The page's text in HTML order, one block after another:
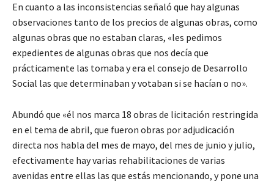
En cuanto a las inconsistencias señaló que hay algunas
observaciones tanto de los precios de algunas obras, como
algunas obras que no estaban claras, «les pedimos
expedientes de algunas obras que nos decía que
prácticamente las tomaba y era el consejo de Desarrollo
Social las que determinaban y votaban si se hacían o no».
Abundó que «él nos marca 18 obras de licitación restringida
en el tema de abril, que fueron obras por adjudicación
directa nos habla del mes de mayo, del mes de junio y julio,
efectivamente hay varias rehabilitaciones de varias
avenidas entre ellas las que estás mencionando, y pone una